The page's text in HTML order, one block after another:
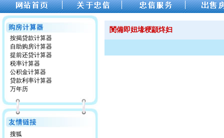
按揭贷款计算器
自助购房计算器
提前还贷计算器
税率计算器
公积金计算器
贷款利率计算器
万年历
搜狐
閺備即妞堟稉顓炵妇